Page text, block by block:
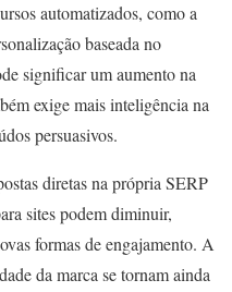
automatizados, como a
baseada no
significar um aumento na
exige mais inteligência na
persuasivos.
diretas na própria SERP
sites podem diminuir,
formas de engajamento. A
da marca se tornam ainda